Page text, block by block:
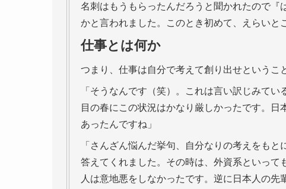
名刺はもうもらったんだろうと聞かれたので
かと言われました。このとき初めて、えらいと
仕事とは何か
つまり、仕事は自分で考えて創り出せというこ
「そうなんです（笑）。これは言い訳じみて
目の春にこの状況はかなり厳しかったです。
あったんですね」
「さんざん悩んだ挙句、自分なりの考えをも
答えてくれました。その時は、外資系といって
人は意地悪をしなかったです。逆に日本人の